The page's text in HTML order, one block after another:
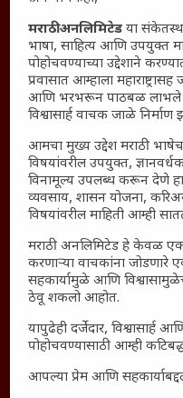
विशेष
संग्रह
English To Marathi
English To Hindi
Kruti Dev Unicode
Polls Archive
Shop Unlimited
Thought For The Day
सामान्य आजारांवर गावठी
आराम
आजच्या युगातील तरुण पिढी
महाराष्ट्रातील किल्ल्यांचे
साक्षीदार
₹370 ची बिर्याणी” आणि
तरुणांच्या मनात नेमकं काय
मराठी अनलिमिटेड या
भाषा, साहित्य आणि उपयुक्त
पोहोचवण्याच्या उद्देशाने
प्रवासात आम्हाला
आणि भरभरून पाठबळ
विश्वासार्ह वाचक जाळे
आमचा मुख्य उद्देश मराठी
विषयांवरील उपयुक्त,
विनामूल्य उपलब्ध करून देणे हा
व्यवसाय, शासन योजना,
विषयांवरील माहिती आम्ही
मराठी अनलिमिटेड हे केवळ
करणाऱ्या वाचकांना
सहकार्यामुळे आणि
ठेवू शकलो आहोत.
यापुढेही दर्जेदार, विश्वासार्ह
पोहोचवण्यासाठी आम्ही
आपल्या प्रेम आणि